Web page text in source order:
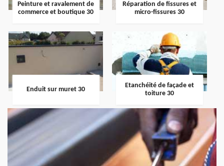
Peinture et ravalement de
commerce et boutique 30
Réparation de fissures et
micro-fissures 30
Enduit sur muret 30
Etanchéité de façade et
toiture 30